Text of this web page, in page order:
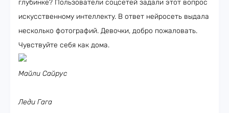
глубинке? Пользователи соцсетей задали этот вопрос
искусственному интеллекту. В ответ нейросеть выдала
несколько фотографий. Девочки, добро пожаловать.
Чувствуйте себя как дома.
Майли Сайрус
Леди Гага